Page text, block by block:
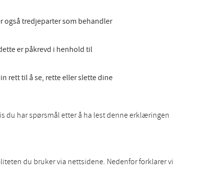
også tredjeparter som behandler
er påkrevd i henhold til
rett til å se, rette eller slette dine
du har spørsmål etter å ha lest denne erklæringen
du bruker via nettsidene. Nedenfor forklarer vi